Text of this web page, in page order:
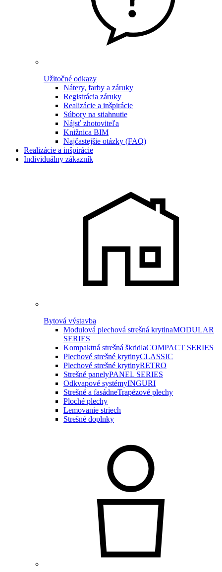
Užitočné odkazy
Nátery, farby a záruky
Registrácia záruky
Realizácie a inšpirácie
Súbory na stiahnutie
Nájsť zhotoviteľa
Knižnica BIM
Najčastejšie otázky (FAQ)
Realizácie a inšpirácie
Individuálny zákazník
Bytová výstavba
Modulová plechová strešná krytinaMODULAR
SERIES
Kompaktná strešná škridlaCOMPACT SERIES
Plechové strešné krytinyCLASSIC
Plechové strešné krytinyRETRO
Strešné panelyPANEL SERIES
Odkvapové systémyINGURI
Strešné a fasádneTrapézové plechy
Ploché plechy
Lemovanie striech
Strešné doplnky